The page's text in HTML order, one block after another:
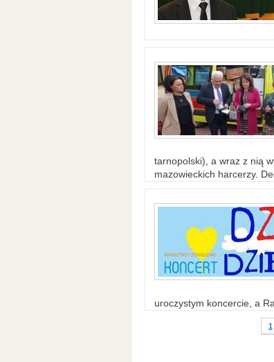
tarnopolski), a wraz z nią
mazowieckich harcerzy.
uroczystym koncercie, a
1